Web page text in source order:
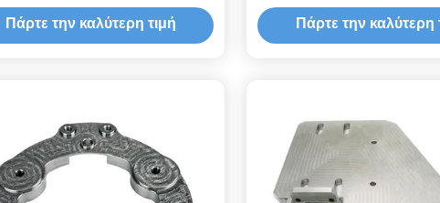
Πάρτε την καλύτερη τιμή
υψηλής ακρίβειας μέρη
Πάρτε την καλύτερη